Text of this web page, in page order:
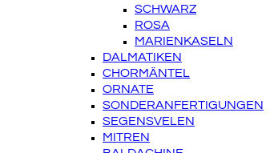
SCHWARZ
ROSA
MARIENKASELN
DALMATIKEN
CHORMÄNTEL
ORNATE
SONDERANFERTIGUNGEN
SEGENSVELEN
MITREN